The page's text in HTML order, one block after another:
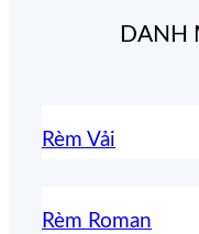
DANH
Rèm Vải
Rèm Roman